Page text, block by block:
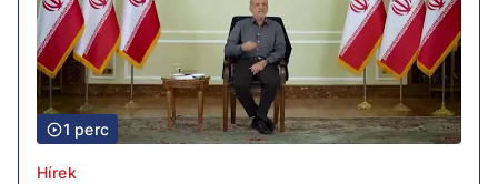
1 perc
Hírek